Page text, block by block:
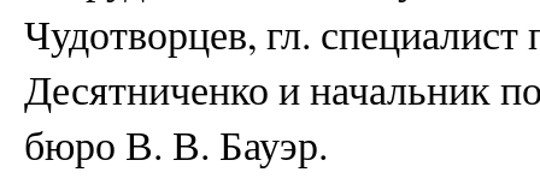
Чудотворцев, гл.
Десятниченко и начальник
бюро В. В. Бауэр.